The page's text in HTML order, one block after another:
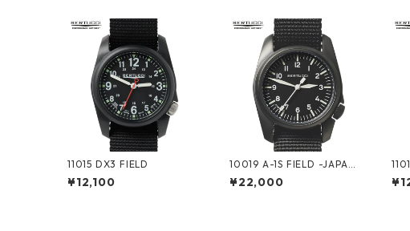
11015 DX3 FIELD
¥12,100
10019 A-1S FIELD -JAPAN
LIMITED EDITION-
¥22,000